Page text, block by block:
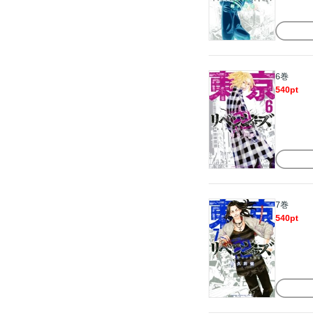
6巻
540pt
7巻
540pt